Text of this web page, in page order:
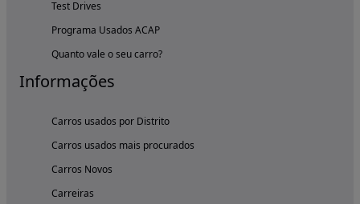
Test Drives
Programa Usados ACAP
Quanto vale o seu carro?
Informações
Carros usados por Distrito
Carros usados mais procurados
Carros Novos
Carreiras